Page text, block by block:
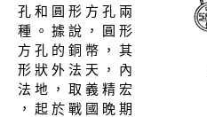
孔 和 圓 形 方 孔 兩
種 。 據 說 ， 圓 形
方 孔 的 銅 幣 ， 其
形 狀 外 法 天 ， 內
法 地 ， 取 義 精 宏
， 起 於 戰 國 晚 期